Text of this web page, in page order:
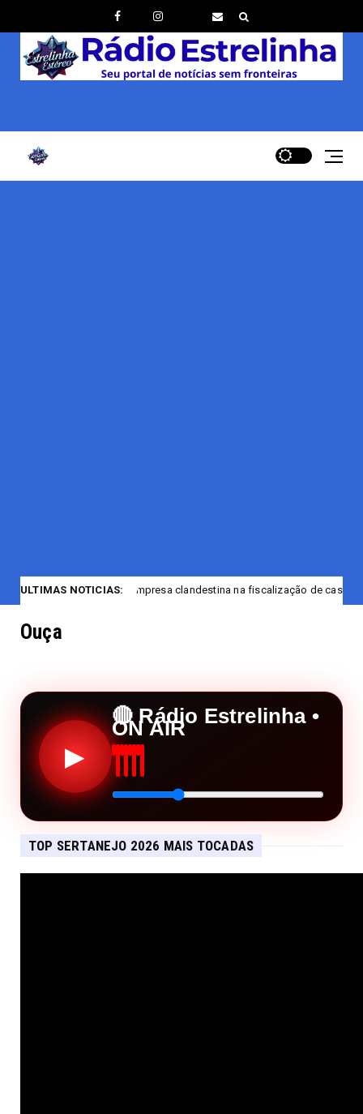
ULTIMAS NOTICIAS:
encerra empresa clandestina na fiscalização de casas noturnas de
Ouça
▶
🔴 Rádio Estrelinha •
ON AIR
TOP SERTANEJO 2026 MAIS TOCADAS